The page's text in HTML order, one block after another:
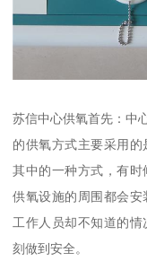
苏信中心供氧首先：中
的供氧方式主要采用
其中的一种方式，有
供氧设施的周围都会
工作人员却不知道的
刻做到安全。